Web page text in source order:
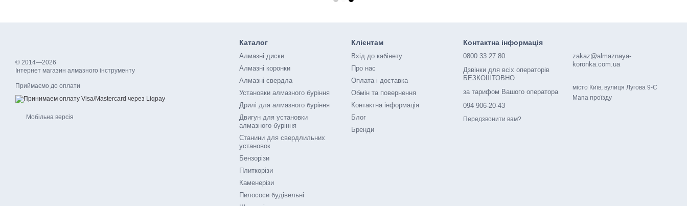
© 2014—2026
Інтернет магазин алмазного інструменту
Приймаємо до оплати
Мобільна версія
Каталог
Алмазні диски
Алмазні коронки
Алмазні свердла
Установки алмазного буріння
Дрилі для алмазного буріння
Двигун для установки
алмазного буріння
Станини для свердлильних
установок
Бензорізи
Плиткорізи
Каменерізи
Пилососи будівельні
Клієнтам
Вхід до кабінету
Про нас
Оплата і доставка
Обмін та повернення
Контактна інформація
Блог
Бренди
Контактна інформація
0800 33 27 80
Дзвінки для всіх операторів
БЕЗКОШТОВНО
за тарифом Вашого оператора
094 906-20-43
Передзвонити вам?
zakaz@almaznaya-
koronka.com.ua
місто Київ, вулиця Лугова 9-С
Мапа проїзду